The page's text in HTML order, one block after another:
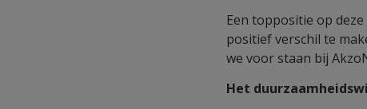
Een toppositie op
positief verschil te
we voor staan bij
Het